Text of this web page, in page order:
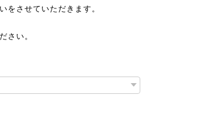
をさせていただきます。
さい。